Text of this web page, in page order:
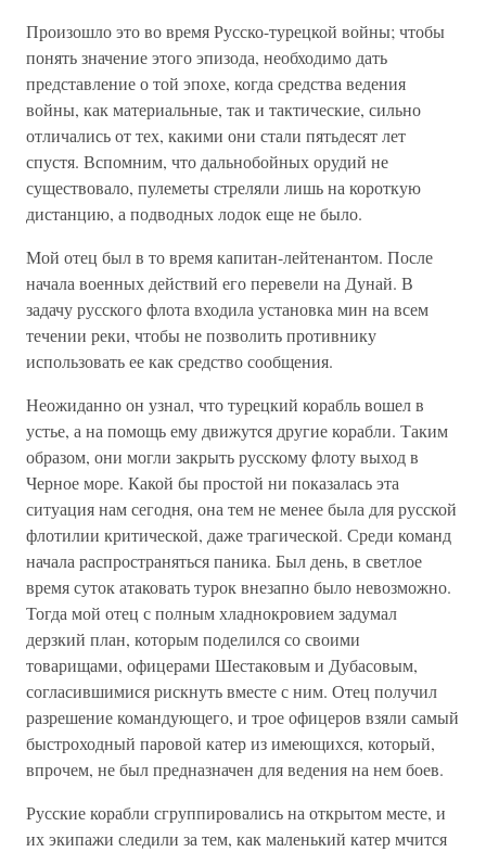
Произошло это во время Русско-турецкой войны; чтобы
понять значение этого эпизода, необходимо дать
представление о той эпохе, когда средства ведения
войны, как материальные, так и тактические, сильно
отличались от тех, какими они стали пятьдесят лет
спустя. Вспомним, что дальнобойных орудий не
существовало, пулеметы стреляли лишь на короткую
дистанцию, а подводных лодок еще не было.
Мой отец был в то время капитан-лейтенантом. После
начала военных действий его перевели на Дунай. В
задачу русского флота входила установка мин на всем
течении реки, чтобы не позволить противнику
использовать ее как средство сообщения.
Неожиданно он узнал, что турецкий корабль вошел в
устье, а на помощь ему движутся другие корабли. Таким
образом, они могли закрыть русскому флоту выход в
Черное море. Какой бы простой ни показалась эта
ситуация нам сегодня, она тем не менее была для русской
флотилии критической, даже трагической. Среди команд
начала распространяться паника. Был день, в светлое
время суток атаковать турок внезапно было невозможно.
Тогда мой отец с полным хладнокровием задумал
дерзкий план, которым поделился со своими
товарищами, офицерами Шестаковым и Дубасовым,
согласившимися рискнуть вместе с ним. Отец получил
разрешение командующего, и трое офицеров взяли самый
быстроходный паровой катер из имеющихся, который,
впрочем, не был предназначен для ведения на нем боев.
Русские корабли сгруппировались на открытом месте, и
их экипажи следили за тем, как маленький катер мчится